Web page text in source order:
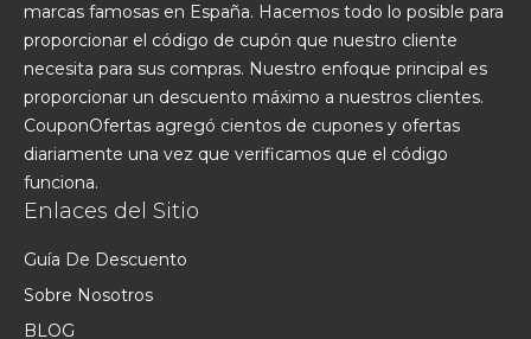
marcas famosas en España. Hacemos todo lo posible para
proporcionar el código de cupón que nuestro cliente
necesita para sus compras. Nuestro enfoque principal es
proporcionar un descuento máximo a nuestros clientes.
CouponOfertas agregó cientos de cupones y ofertas
diariamente una vez que verificamos que el código
funciona.
Enlaces del Sitio
Guía De Descuento
Sobre Nosotros
BLOG